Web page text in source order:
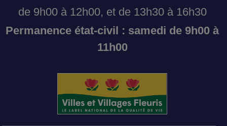
de 9h00 à 12h00, et de 13h30 à 16h30
Permanence état-civil : samedi de 9h00 à
11h00